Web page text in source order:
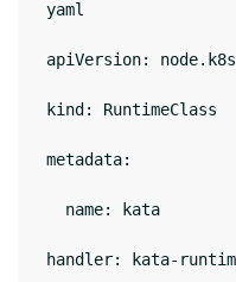
yaml
apiVersion:
kind: RuntimeClass
metadata:
name: kata
handler: kata-